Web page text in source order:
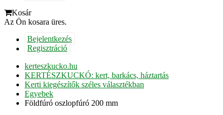
Kosár
Az Ön kosara üres.
Bejelentkezés
Regisztráció
kerteszkucko.hu
KERTÉSZKUCKÓ: kert, barkács, háztartás
Kerti kiegészítők széles választékban
Egyebek
Földfúró oszlopfúró 200 mm